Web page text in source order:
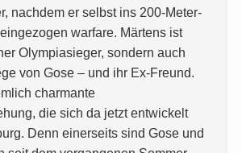
nachdem er selbst ins 200-Meter-
warfare. Märtens ist
Olympiasieger, sondern auch
von Gose – und ihr Ex-Freund.
charmante
die sich da jetzt entwickelt
Denn einerseits sind Gose und